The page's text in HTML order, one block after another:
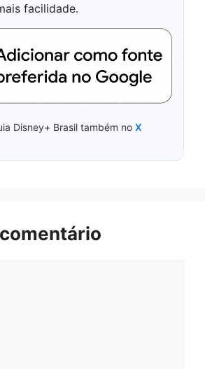
facilidade.
Disney+ Brasil também no X